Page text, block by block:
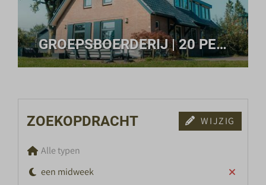
GROEPSBOERDERIJ | 20 PERSONEN
ZOEKOPDRACHT WIJZIG
Alle typen
een midweek